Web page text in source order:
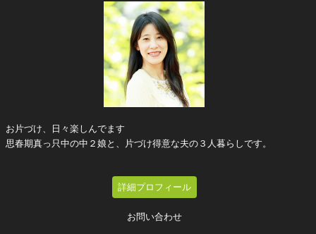
お片づけ、日々楽しんでます
思春期真っ只中の中２娘と、片づけ得意な夫の３人暮らしです。
詳細プロフィール
お問い合わせ